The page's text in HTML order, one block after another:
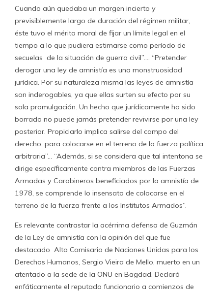
Cuando aún quedaba un margen incierto y
previsiblemente largo de duración del régimen militar,
éste tuvo el mérito moral de fijar un límite legal en el
tiempo a lo que pudiera estimarse como período de
secuelas de la situación de guerra civil”…. “Pretender
derogar una ley de amnistía es una monstruosidad
jurídica. Por su naturaleza misma las leyes de amnistía
son inderogables, ya que ellas surten su efecto por su
sola promulgación. Un hecho que jurídicamente ha sido
borrado no puede jamás pretender revivirse por una ley
posterior. Propiciarlo implica salirse del campo del
derecho, para colocarse en el terreno de la fuerza política
arbitraria”… “Además, si se considera que tal intentona se
dirige específicamente contra miembros de las Fuerzas
Armadas y Carabineros beneficiados por la amnistía de
1978, se comprende lo insensato de colocarse en el
terreno de la fuerza frente a los Institutos Armados”.
Es relevante contrastar la acérrima defensa de Guzmán
de la Ley de amnistía con la opinión del que fue
destacado Alto Comisario de Naciones Unidas para los
Derechos Humanos, Sergio Vieira de Mello, muerto en un
atentado a la sede de la ONU en Bagdad. Declaró
enfáticamente el reputado funcionario a comienzos de